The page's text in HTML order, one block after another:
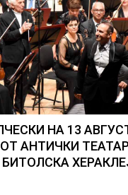
НА 13
АНТИЧКИ